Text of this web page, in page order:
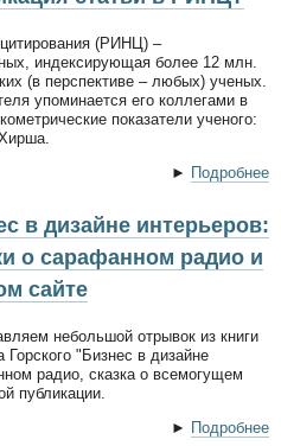
цитирования (РИНЦ) –
индексирующая более 12 млн.
(в перспективе – любых) ученых.
упоминается его коллегами в
показатели ученого:
► Подробнее
в дизайне интерьеров:
о сарафанном радио и
сайте
небольшой отрывок из книги
Горского "Бизнес в дизайне
радио, сказка о всемогущем
публикации.
► Подробнее